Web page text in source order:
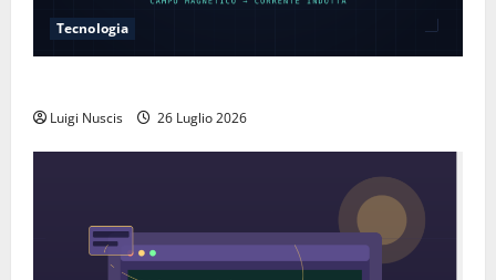
Tecnologia
Luigi Nuscis 26 Luglio 2026